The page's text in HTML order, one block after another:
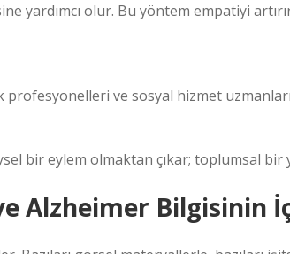
yardımcı olur. Bu yöntem empatiyi
profesyonelleri ve sosyal hizmet
bir eylem olmaktan çıkar; toplumsal bir
Alzheimer Bilgisinin